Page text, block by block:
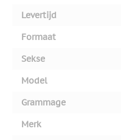
Levertijd
Formaat
Sekse
Model
Grammage
Merk